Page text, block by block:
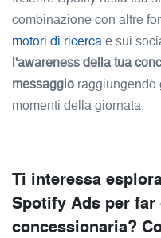
combinazione con altre
motori di ricercae sui
l'awareness della tua
messaggio raggiungendo
momenti della giornata.
Ti interessa
Spotify Ads per
concessionaria?